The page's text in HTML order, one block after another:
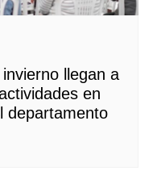
llegan a
en
departamento